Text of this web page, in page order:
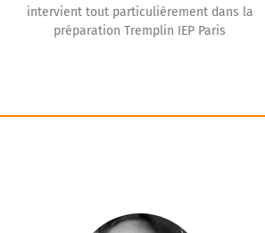
intervient tout particulièrement dans la
préparation Tremplin IEP Paris